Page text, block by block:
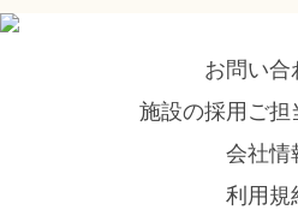
お問い合
施設の採用ご担
会社情
利用規